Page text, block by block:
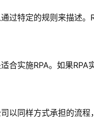
过特定的规则来描述。
合实施RPA。如果
以同样方式承担的流程